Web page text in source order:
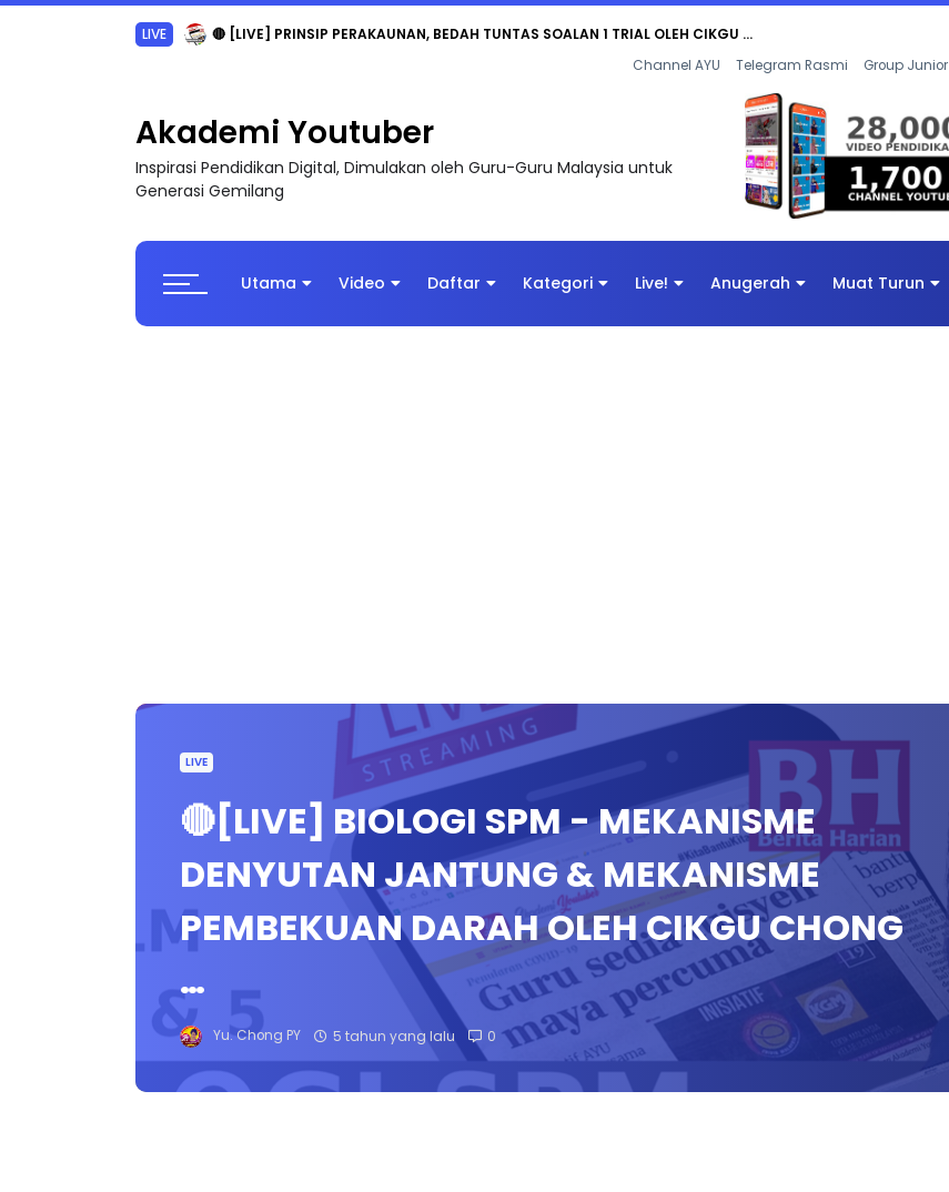
LIVE 🔴 [LIVE] PRINSIP PERAKAUNAN, BEDAH TUNTAS SOALAN 1 TRIAL OLEH CIKGU ...
Channel AYU Telegram Rasmi Group Junior
Akademi Youtuber
Inspirasi Pendidikan Digital, Dimulakan oleh Guru-Guru Malaysia untuk
Generasi Gemilang
Utama Video Daftar Kategori Live! Anugerah Muat Turun
LIVE
🔴[LIVE] BIOLOGI SPM - MEKANISME
DENYUTAN JANTUNG & MEKANISME
PEMBEKUAN DARAH OLEH CIKGU CHONG
…
Yu. Chong PY 5 tahun yang lalu 0